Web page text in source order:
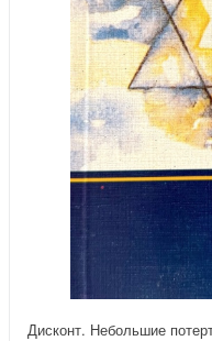
Дисконт. Небольшие